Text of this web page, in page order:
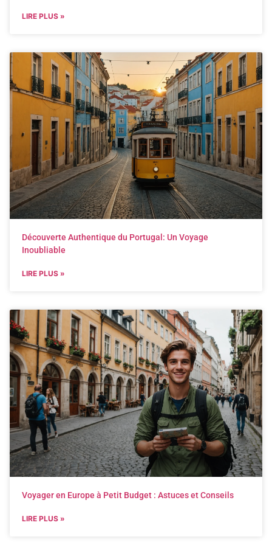
LIRE PLUS »
Découverte Authentique du Portugal: Un Voyage
Inoubliable
LIRE PLUS »
Voyager en Europe à Petit Budget : Astuces et Conseils
LIRE PLUS »